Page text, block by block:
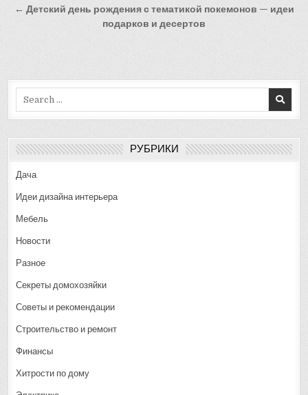
записям
← Детский день рождения с тематикой покемонов — идеи
подарков и десертов
РУБРИКИ
Дача
Идеи дизайна интерьера
Мебель
Новости
Разное
Секреты домохозяйки
Советы и рекомендации
Строительство и ремонт
Финансы
Хитрости по дому